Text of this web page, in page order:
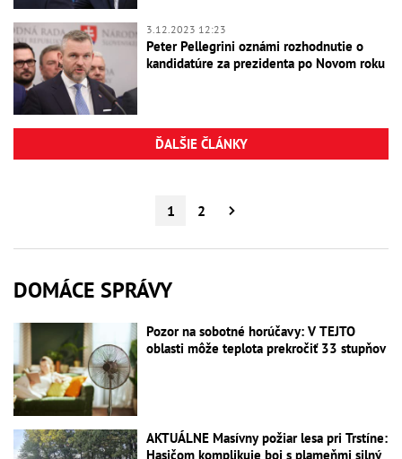
3.12.2023 12:23
Peter Pellegrini oznámi rozhodnutie o
kandidatúre za prezidenta po Novom roku
ĎALŠIE ČLÁNKY
1 2
DOMÁCE SPRÁVY
Pozor na sobotné horúčavy: V TEJTO
oblasti môže teplota prekročiť 33 stupňov
AKTUÁLNE Masívny požiar lesa pri Trstíne:
Hasičom komplikuje boj s plameňmi silný